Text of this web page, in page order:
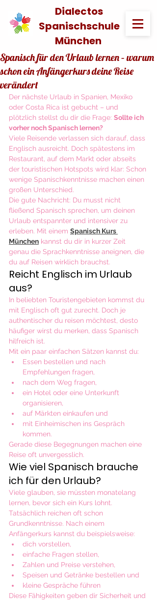
Dialectos
Spanischschule
München
Spanisch für den Urlaub lernen – warum
schon ein Anfängerkurs deine Reise
verändert
Der nächste Urlaub in Spanien, Mexiko
oder Costa Rica ist gebucht – und
plötzlich stellst du dir die Frage: Sollte ich
vorher noch Spanisch lernen?
Viele Reisende verlassen sich darauf, dass
Englisch ausreicht. Doch spätestens im
Restaurant, auf dem Markt oder abseits
der touristischen Hotspots wird klar: Schon
wenige Spanischkenntnisse machen einen
großen Unterschied.
Die gute Nachricht: Du musst nicht
fließend Spanisch sprechen, um deinen
Urlaub entspannter und intensiver zu
erleben. Mit einem Spanisch Kurs
München kannst du dir in kurzer Zeit
genau die Sprachkenntnisse aneignen, die
du auf Reisen wirklich brauchst.
Reicht Englisch im Urlaub
aus?
In beliebten Touristengebieten kommst du
mit Englisch oft gut zurecht. Doch je
authentischer du reisen möchtest, desto
häufiger wirst du merken, dass Spanisch
hilfreich ist.
Mit ein paar einfachen Sätzen kannst du:
Essen bestellen und nach
Empfehlungen fragen,
nach dem Weg fragen,
ein Hotel oder eine Unterkunft
organisieren,
auf Märkten einkaufen und
mit Einheimischen ins Gespräch
kommen.
Gerade diese Begegnungen machen eine
Reise oft unvergesslich.
Wie viel Spanisch brauche
ich für den Urlaub?
Viele glauben, sie müssten monatelang
lernen, bevor sich ein Kurs lohnt.
Tatsächlich reichen oft schon
Grundkenntnisse. Nach einem
Anfängerkurs kannst du beispielsweise:
dich vorstellen,
einfache Fragen stellen,
Zahlen und Preise verstehen,
Speisen und Getränke bestellen und
kleine Gespräche führen
Diese Fähigkeiten geben dir Sicherheit und